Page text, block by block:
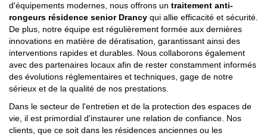
d'équipements modernes, nous offrons un traitement anti-
rongeurs résidence senior Drancy qui allie efficacité et sécurité.
De plus, notre équipe est régulièrement formée aux dernières
innovations en matière de dératisation, garantissant ainsi des
interventions rapides et durables. Nous collaborons également
avec des partenaires locaux afin de rester constamment informés
des évolutions réglementaires et techniques, gage de notre
sérieux et de la qualité de nos prestations.
Dans le secteur de l'entretien et de la protection des espaces de
vie, il est primordial d'instaurer une relation de confiance. Nos
clients, que ce soit dans les résidences anciennes ou les